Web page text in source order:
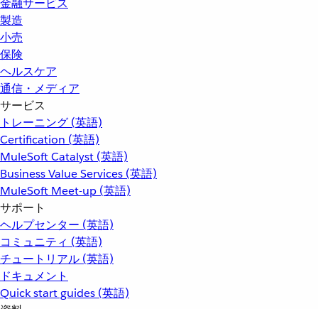
金融サービス
製造
小売
保険
ヘルスケア
通信・メディア
サービス
トレーニング (英語)
Certification (英語)
MuleSoft Catalyst (英語)
Business Value Services (英語)
MuleSoft Meet-up (英語)
サポート
ヘルプセンター (英語)
コミュニティ (英語)
チュートリアル (英語)
ドキュメント
Quick start guides (英語)